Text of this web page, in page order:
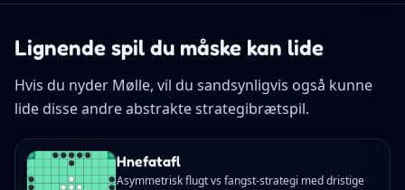
Lignende spil du måske kan lide
Hvis du nyder Mølle, vil du sandsynligvis også kunne
lide disse andre abstrakte strategibrætspil.
Hnefatafl
Asymmetrisk flugt vs fangst-strategi med dristige